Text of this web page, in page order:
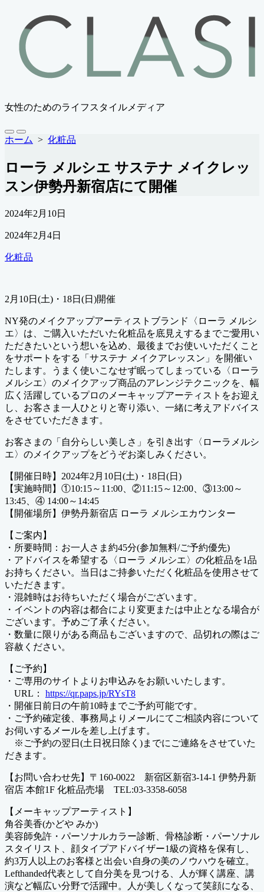
ッ
女性のためのライフスタイルメディア
検
索
り
え
メ
ニ
ー
ホーム > 化粧品
ローラ メルシエ サステナ メイクレッ
スン伊勢丹新宿店にて開催
公
日
2024年2月10日
最
更
2024年2月4日
カ
リ
ー
化粧品
2月10日(土)・18日(日)開催
NY発のメイクアップアーティストブランド〈ローラ メルシ
エ〉は、ご購入いただいた化粧品を底見えするまでご愛用い
ただきたいという想いを込め、最後までお使いいただくこと
をサポートをする「サステナ メイクアレッスン」を開催い
たします。うまく使いこなせず眠ってしまっている〈ローラ
メルシエ〉のメイクアップ商品のアレンジテクニックを、幅
広く活躍しているプロのメーキャップアーティストをお迎え
し、お客さま一人ひとりと寄り添い、一緒に考えアドバイス
をさせていただきます。
お客さまの「自分らしい美しさ」を引き出す〈ローラメルシ
エ〉のメイクアップをどうぞお楽しみください。
【開催日時】2024年2月10日(土)・18日(日)
【実施時間】①10:15～11:00、②11:15～12:00、③13:00～
13:45、④ 14:00～14:45
【開催場所】伊勢丹新宿店 ローラ メルシエカウンター
【ご案内】
・所要時間：お一人さま約45分(参加無料/ご予約優先)
・アドバイスを希望する〈ローラ メルシエ〉の化粧品を1品
お持ちください。当日はご持参いただく化粧品を使用させて
いただきます。
・混雑時はお待ちいただく場合がございます。
・イベントの内容は都合により変更または中止となる場合が
ございます。予めご了承ください。
・数量に限りがある商品もございますので、品切れの際はご
容赦ください。
【ご予約】
・ご専用のサイトよりお申込みをお願いいたします。
URL： https://qr.paps.jp/RYsT8
・開催日前日の午前10時までご予約可能です。
・ご予約確定後、事務局よりメールにてご相談内容について
お伺いするメールを差し上げます。
※ご予約の翌日(土日祝日除く)までにご連絡をさせていた
だきます。
【お問い合わせ先】〒160-0022 新宿区新宿3-14-1 伊勢丹新
宿店 本館1F 化粧品売場 TEL:03-3358-6058
【メーキャップアーティスト】
角谷美香(かどや みか)
美容師免許・パーソナルカラー診断、骨格診断・パーソナル
スタイリスト、顔タイプアドバイザー1級の資格を保有し、
約3万人以上のお客様と出会い自身の美のノウハウを確立。
Lefthanded代表として自分美を見つける、人が輝く講座、講
演など幅広い分野で活躍中。人が美しくなって笑顔になる、